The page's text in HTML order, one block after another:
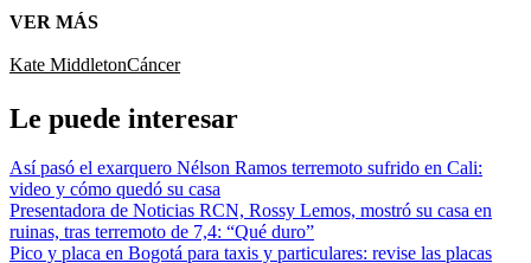
VER MÁS
Kate MiddletonCáncer
Le puede interesar
Así pasó el exarquero Nélson Ramos terremoto sufrido en Cali:
video y cómo quedó su casa
Presentadora de Noticias RCN, Rossy Lemos, mostró su casa en
ruinas, tras terremoto de 7,4: “Qué duro”
Pico y placa en Bogotá para taxis y particulares: revise las placas